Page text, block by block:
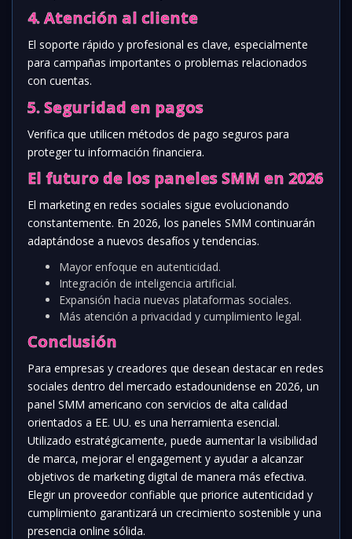
4. Atención al cliente
El soporte rápido y profesional es clave, especialmente
para campañas importantes o problemas relacionados
con cuentas.
5. Seguridad en pagos
Verifica que utilicen métodos de pago seguros para
proteger tu información financiera.
El futuro de los paneles SMM en 2026
El marketing en redes sociales sigue evolucionando
constantemente. En 2026, los paneles SMM continuarán
adaptándose a nuevos desafíos y tendencias.
Mayor enfoque en autenticidad.
Integración de inteligencia artificial.
Expansión hacia nuevas plataformas sociales.
Más atención a privacidad y cumplimiento legal.
Conclusión
Para empresas y creadores que desean destacar en redes
sociales dentro del mercado estadounidense en 2026, un
panel SMM americano con servicios de alta calidad
orientados a EE. UU. es una herramienta esencial.
Utilizado estratégicamente, puede aumentar la visibilidad
de marca, mejorar el engagement y ayudar a alcanzar
objetivos de marketing digital de manera más efectiva.
Elegir un proveedor confiable que priorice autenticidad y
cumplimiento garantizará un crecimiento sostenible y una
presencia online sólida.